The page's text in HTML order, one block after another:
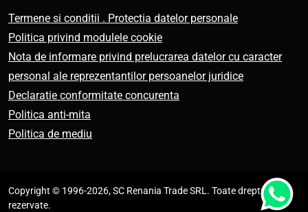
Termene si conditii . Protectia datelor personale
Politica privind modulele cookie
Nota de informare privind prelucrarea datelor cu caracter
personal ale reprezentantilor persoanelor juridice
Declaratie conformitate concurenta
Politica anti-mita
Politica de mediu
Copyright © 1996-2026, SC Renania Trade SRL. Toate drepturile
rezervate.